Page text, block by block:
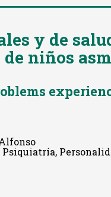
y de
niños
Psiquiatría,